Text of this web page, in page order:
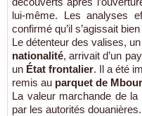
lui-même. Les analyses
confirmé qu’il s’agissait
Le détenteur des valises, un
nationalité, arrivait d’un
un État frontalier. Il a été
remis au parquet de Mbour
La valeur marchande de la
par les autorités douanières.